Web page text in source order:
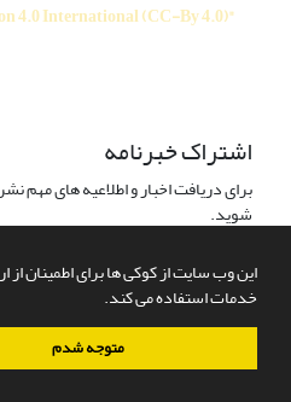
این وب سایت از کوکی ها برای اطمینان از
خدمات استفاده می کند.
متوجه شدم
"Creative commons Attribution 4.0 International (CC-By 4.0)"
اشتراک خبرنامه
برای دریافت اخبار و اطلاعیه های مهم
شوید.
سامانه مدیریت نشریات علمی.طراحی و